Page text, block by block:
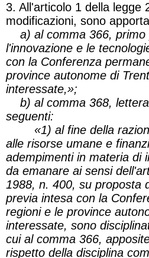
3. All'articolo 1 della legge
modificazioni, sono
a) al comma 366, primo
l'innovazione e le
con la Conferenza
province autonome di
interessate,»;
b) al comma 368,
seguenti:
«1) al fine della
alle risorse umane e
adempimenti in materia di
da emanare ai sensi
1988, n. 400, su proposta
previa intesa con la
regioni e le province
interessate, sono
cui al comma 366,
rispetto della disciplina